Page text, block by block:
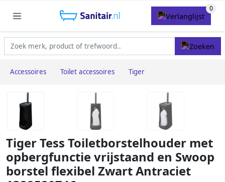
Accessoires Toilet accessoires Tiger
Tiger Tess Toiletborstelhouder met
opbergfunctie vrijstaand en Swoop
borstel flexibel Zwart Antraciet